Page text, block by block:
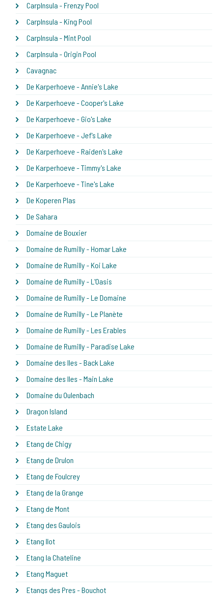
CarpInsula - Frenzy Pool
CarpInsula - King Pool
CarpInsula - Mint Pool
CarpInsula - Origin Pool
Cavagnac
De Karperhoeve - Annie's Lake
De Karperhoeve - Cooper's Lake
De Karperhoeve - Gio's Lake
De Karperhoeve - Jef's Lake
De Karperhoeve - Raiden's Lake
De Karperhoeve - Timmy's Lake
De Karperhoeve - Tine's Lake
De Koperen Plas
De Sahara
Domaine de Bouxier
Domaine de Rumilly - Homar Lake
Domaine de Rumilly - Koi Lake
Domaine de Rumilly - L'Oasis
Domaine de Rumilly - Le Domaine
Domaine de Rumilly - Le Planète
Domaine de Rumilly - Les Erables
Domaine de Rumilly - Paradise Lake
Domaine des Iles - Back Lake
Domaine des Iles - Main Lake
Domaine du Oulenbach
Dragon Island
Estate Lake
Etang de Chigy
Etang de Drulon
Etang de Foulcrey
Etang de la Grange
Etang de Mont
Etang des Gaulois
Etang Ilot
Etang la Chateline
Etang Maguet
Etangs des Pres - Bouchot